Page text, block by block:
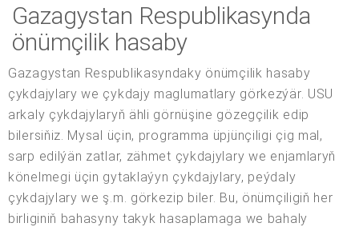
Gazagystan Respublikasynda
önümçilik hasaby
Gazagystan Respublikasyndaky önümçilik hasaby
çykdajylary we çykdajy maglumatlary görkezýär. USU
arkaly çykdajylaryň ähli görnüşine gözegçilik edip
bilersiňiz. Mysal üçin, programma üpjünçiligi çig mal,
sarp edilýän zatlar, zähmet çykdajylary we enjamlaryň
könelmegi üçin gytaklaýyn çykdajylary, peýdaly
çykdajylary we ş.m. görkezip biler. Bu, önümçiligiň her
birliginiň bahasyny takyk hasaplamaga we bahaly